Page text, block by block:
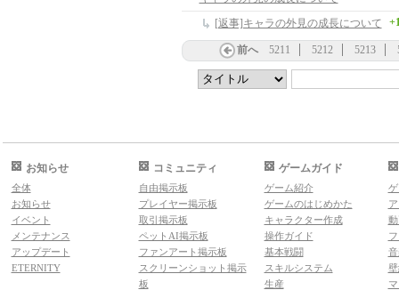
[返事]キャラの外見の成長について
前へ 5211 5212 5213
お知らせ
全体
お知らせ
イベント
メンテナンス
アップデート
ETERNITY
コミュニティ
自由掲示板
プレイヤー掲示板
取引掲示板
ペットAI掲示板
ファンアート掲示板
スクリーンショット掲示
板
ゲームガイド
ゲーム紹介
ゲームのはじめかた
キャラクター作成
操作ガイド
基本戦闘
スキルシステム
生産